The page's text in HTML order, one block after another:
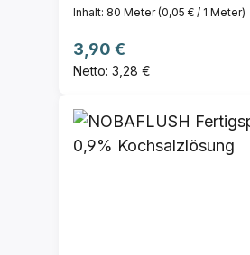
Inhalt: 80 Meter(0,05 € / 1 Meter)
Regulärer Preis:
3,90 €
Netto: 3,28 €